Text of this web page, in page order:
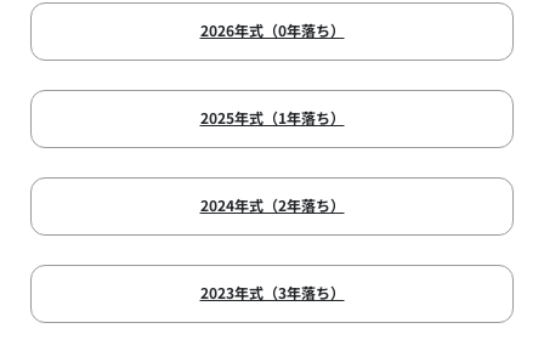
2026年式（0年落ち）
2025年式（1年落ち）
2024年式（2年落ち）
2023年式（3年落ち）